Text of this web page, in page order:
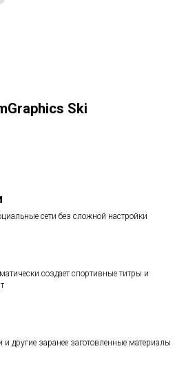
Ski
сети без сложной настройки
создает спортивные титры и
другие заранее заготовленные материалы